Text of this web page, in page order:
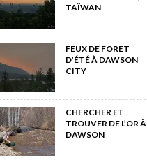
TAÏWAN
FEUX DE FORÊT
D’ÉTÉ À DAWSON
CITY
CHERCHER ET
TROUVER DE L’OR À
DAWSON